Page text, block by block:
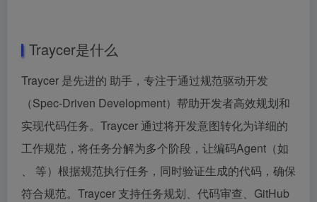
Traycer是什么
Traycer 是先进的 助手，专注于通过规范驱动开发
（Spec-Driven Development）帮助开发者高效规划和
实现代码任务。Traycer 通过将开发意图转化为详细的
工作规范，将任务分解为多个阶段，让编码Agent（如
、 等）根据规范执行任务，同时验证生成的代码，确保
符合规范。Traycer 支持任务规划、代码审查、GitHub